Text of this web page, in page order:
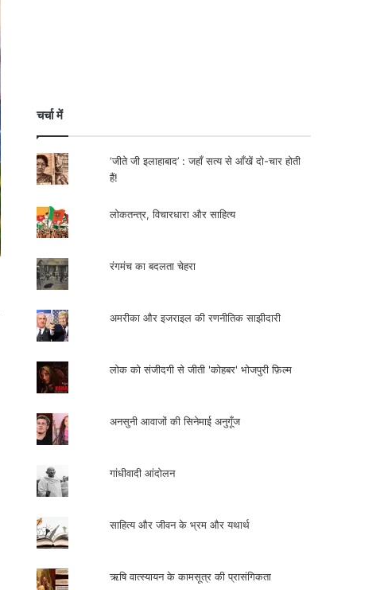
चर्चा में
‘जीते जी इलाहाबाद’ : जहाँ सत्य से आँखें दो-चार होती
हैं!
लोकतन्त्र, विचारधारा और साहित्य
रंगमंच का बदलता चेहरा
अमरीका और इजराइल की रणनीतिक साझीदारी
लोक को संजीदगी से जीती 'कोहबर' भोजपुरी फ़िल्म
अनसुनी आवाजों की सिनेमाई अनुगूँज
गांधीवादी आंदोलन
साहित्य और जीवन के भ्रम और यथार्थ
ऋषि वात्स्यायन के कामसूत्र की प्रासंगिकता